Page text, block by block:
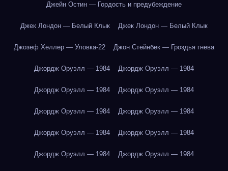
Джейн Остин — Гордость и предубеждение
Джек Лондон — Белый Клык Джек Лондон — Белый Клык
Джозеф Хеллер — Уловка-22 Джон Стейнбек — Гроздья гнева
Джордж Оруэлл — 1984 Джордж Оруэлл — 1984
Джордж Оруэлл — 1984 Джордж Оруэлл — 1984
Джордж Оруэлл — 1984 Джордж Оруэлл — 1984
Джордж Оруэлл — 1984 Джордж Оруэлл — 1984
Джордж Оруэлл — 1984 Джордж Оруэлл — 1984